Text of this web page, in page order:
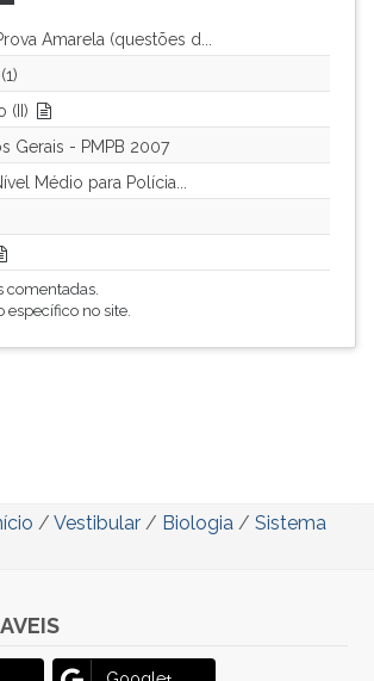
Amarela (questões d...
(II)
Gerais - PMPB 2007
Médio para Polícia...
comentadas.
específico no site.
/ Vestibular / Biologia / Sistema